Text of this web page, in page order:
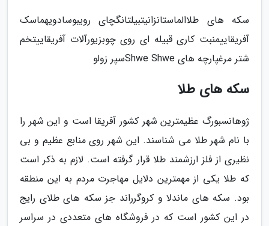
سکه های طلاالماستانزانیتبیلتانگچای رویبوسادویهماسک
آفریقاییمنبت کاری قبیله ای روی چوبزیورآلات آفریقاییتخم
شتر مرغپارچه های Shwe Shweسپر زولو
سکه های طلا
ژوهانسبورگ عظیمترین شهر کشور آفریقا است و این شهر را
با نام شهر طلا می شناسند. این شهر روی منابع عظیم و بی
نظیری از فلز ارزشمند طلا قرار گرفته است. لازم به ذکر است
که طلا یکی از مهمترین دلایل مهاجرت مردم به این منطقه
بود. سکه های ماندلا و کروگرراند جز سکه های طلای رایج
در این کشور است که در فروشگاه های متعددی در سراسر